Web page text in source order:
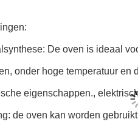
De oven is ideaal
onder hoge temperatuur
eigenschappen.,
de oven kan worden